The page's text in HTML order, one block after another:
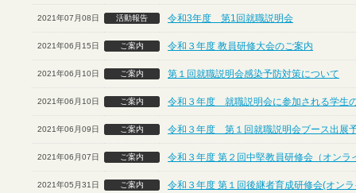
2021年07月08日 活動報告 令和3年度 第1回就職説明会
2021年06月15日 ご案内 令和３年度 教員研修大会のご案内
2021年06月10日 ご案内 第１回就職説明会感染予防対策について
2021年06月10日 ご案内 令和３年度 就職説明会に参加される学生
2021年06月09日 ご案内 令和３年度 第１回就職説明会ブース出展
2021年06月07日 ご案内 令和３年度 第２回中堅教員研修会（オンラ
2021年05月31日 ご案内 令和３年度 第１回後継者育成研修会(オン